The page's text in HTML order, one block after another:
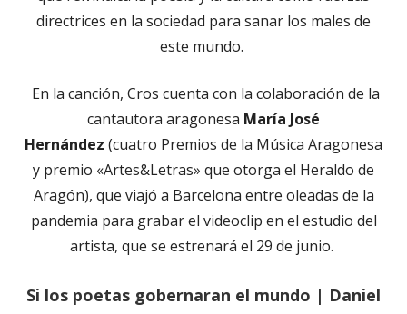
directrices en la sociedad para sanar los males de
este mundo.
En la canción, Cros cuenta con la colaboración de la
cantautora aragonesa María José
Hernández (cuatro Premios de la Música Aragonesa
y premio «Artes&Letras» que otorga el Heraldo de
Aragón), que viajó a Barcelona entre oleadas de la
pandemia para grabar el videoclip en el estudio del
artista, que se estrenará el 29 de junio.
Si los poetas gobernaran el mundo | Daniel